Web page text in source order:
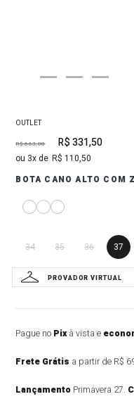
OUTLET
R$ 663,00 R$ 331,50
3 R$ 110,50
BOTA CANO ALTO COM
34 35 36 37
Pague no Pixà vista e
Frete Grátis a partir de R$
Lançamento Primavera 27.